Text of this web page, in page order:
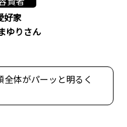
好家
ゆりさん
体がパーッと明るく